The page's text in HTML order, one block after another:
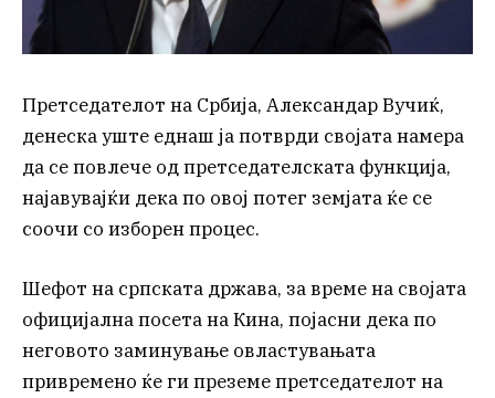
Претседателот на Србија, Александар Вучиќ,
денеска уште еднаш ја потврди својата намера
да се повлече од претседателската функција,
најавувајќи дека по овој потег земјата ќе се
соочи со изборен процес.
Шефот на српската држава, за време на својата
официјална посета на Кина, појасни дека по
неговото заминување овластувањата
привремено ќе ги преземе претседателот на